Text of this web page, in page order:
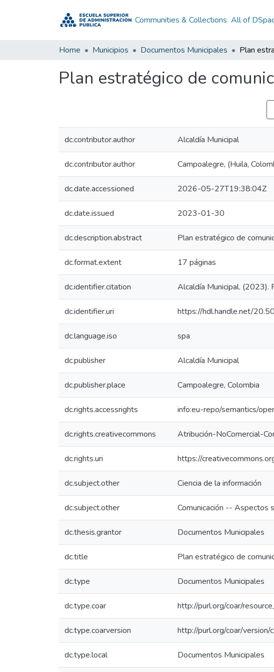
Communities & Collections All of
Home Municipios Documentos Municipales
Plan estratégico de
dc.contributor.author Alcaldía Municipal
dc.contributor.author Campoalegre, (Huila,
dc.date.accessioned 2026-05-27T19:38:04Z
dc.date.issued 2023-01-30
dc.description.abstract Plan estratégico de
dc.format.extent 17 páginas
dc.identifier.citation Alcaldía Municipal. (2023).
dc.identifier.uri https://hdl.handle.net/
dc.language.iso spa
dc.publisher Alcaldía Municipal
dc.publisher.place Campoalegre, Colombia
dc.rights.accessrights info:eu-repo/semantics/
dc.rights.creativecommons Atribución-NoComercial-
dc.rights.uri https://
dc.subject.other Ciencia de la información
dc.subject.other Comunicación -- Aspectos
dc.thesis.grantor Documentos Municipales
dc.title Plan estratégico de
dc.type Documentos Municipales
dc.type.coar http://purl.org/coar/
dc.type.coarversion http://purl.org/coar/
dc.type.local Documentos Municipales